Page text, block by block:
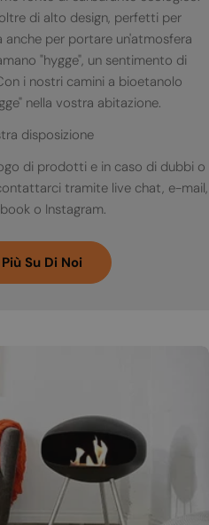
di alto design, perfetti per
anche per portare un'atmosfera
"hygge", un sentimento di
i nostri camini a bioetanolo
nella vostra abitazione.
disposizione
di prodotti e in caso di dubbi o
tramite live chat, e-mail,
o Instagram.
Su Di Noi